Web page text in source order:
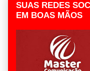
SUAS REDES
EM BOAS MÃOS